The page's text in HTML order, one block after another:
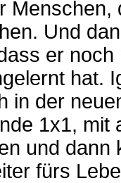
Menschen,
Und
er
hat.
in der
1x1, mit
und dann
fürs